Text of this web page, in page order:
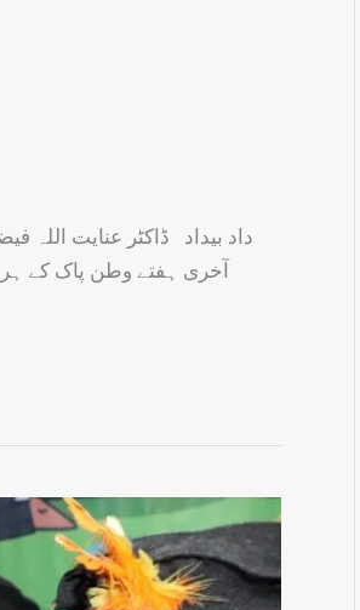
داد بیداد ڈاکٹر عنایت اللہ
آخری ہفتے وطن پاک کے ہر